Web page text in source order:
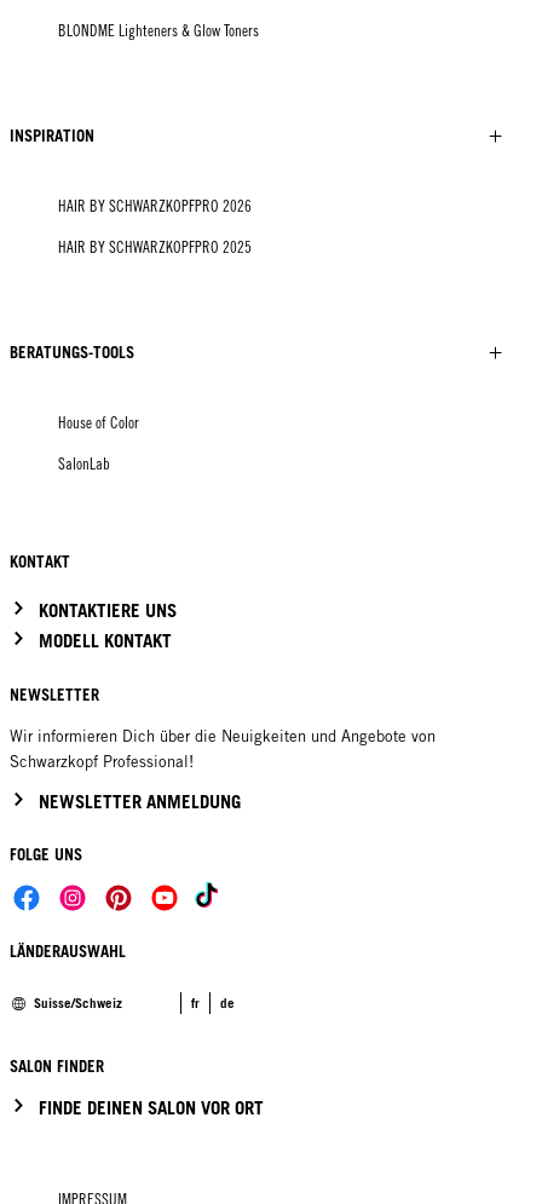
BLONDME Lighteners & Glow Toners
INSPIRATION
HAIR BY SCHWARZKOPFPRO 2026
HAIR BY SCHWARZKOPFPRO 2025
BERATUNGS-TOOLS
House of Color
SalonLab
KONTAKT
KONTAKTIERE UNS
MODELL KONTAKT
NEWSLETTER
Wir informieren Dich über die Neuigkeiten und Angebote von
Schwarzkopf Professional!
NEWSLETTER ANMELDUNG
FOLGE UNS
LÄNDERAUSWAHL
Suisse/Schweiz fr de
SALON FINDER
FINDE DEINEN SALON VOR ORT
IMPRESSUM